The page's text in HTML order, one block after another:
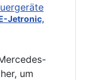
Jetronic,
um